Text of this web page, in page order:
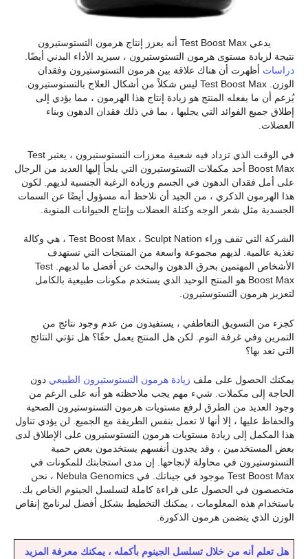
يدعي Test Boost Max أنه يعزز إنتاج هرمون التستوستيرون
نتيجة لزيادة مستوى هرمون التستوستيرون ، سيزيد الأداء البدني أيضًا.
دراسات أظهرت أن هناك علاقة بين هرمون التستوستيرون وفقدان
الوزن. Test Boost Max ليس شكلاً من أشكال العلاج بالتستوستيرون.
يُزعم أن ما يفعله المنتج هو زيادة إنتاج هذا الهرمون ، مما يؤدي إلى
إطلاق جميع الفوائد التي يجلبها ، بما في ذلك فقدان الدهون وبناء
العضلات.
في الوقت الذي تزداد فيه شعبية معززات التستوستيرون ، يعتبر Test
Boost Max أحد مكملات التستوستيرون التي يلجأ إليها العديد من الرجال
على أمل فقدان الدهون في الجسم وزيادة الرغبة الجنسية لديهم. لكون
هذا الهرمون الذكري ، من الجيد أن نلاحظ أنه مسؤول أيضًا عن السمات
الجسدية مثل شعر الوجه وكتلة العضلات وإنتاج الحيوانات المنوية.
الشركة التي تقف وراء Test Boost Max ، Sculpt Nation ، هي وكالة
تغذية عالمية. لديهم مجموعة واسعة من المنتجات التي تستهدف
الأشخاص المهتمين بحرق الدهون والبحث عن أفضل ما لديهم. Test
Boost Max هو المنتج الوحيد الذي يستخدم مكونات طبيعية بالكامل
لتعزيز هرمون التستوستيرون.
كجزء من التسويق التعاطفي ، يستفيدون من عدم وجود نتائج من
التمرين وفي غرفة النوم. لكن هل المنتج يعمل حقًا؟ هل تؤتي النتائج
التي تعد بها؟
يمكنك الحصول على ملف زيادة هرمون التستوستيرون الطبيعي دون
الحاجة إلى مكملات. شيء مهم يجب ملاحظته هو أنه على الرغم من
وجود العديد من الطرق لرفع مستويات هرمون التستوستيرون الصحية
والحفاظ عليها ، إلا أنها لا تعمل بنفس الطريقة مع الجميع. لن يؤدي تناول
هذا المكمل إلى زيادة مستويات هرمون التستوستيرون على الإطلاق لدى
بعض المستخدمين ، وقد يجدون أنفسهم يستخدمون بعض حمية
التستوستيرون في محاولة لإنجاحها. إن مدى استجابتك للمكونات في
Test Boost Max موجود في جيناتك. في Nebula Genomics ، نحن
متخصصون في الحصول على قراءة كاملة لتسلسل الجينوم الخاص بك.
باستخدام هذه المعلومات ، يمكنك التخطيط بشكل أفضل لبرنامج إنقاص
الوزن الذي يتضمن هرمون الذكورة.
هل تعلم أنه من خلال تسلسل الجينوم بأكمله ، يمكنك معرفة المزيد